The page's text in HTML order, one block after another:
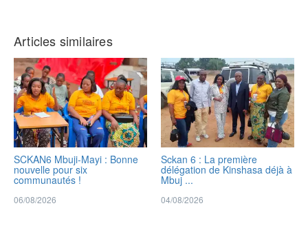
Articles similaires
SCKAN6 Mbuji-Mayi : Bonne
nouvelle pour six
communautés !
06/08/2026
Sckan 6 : ‎La première
délégation de Kinshasa déjà à
Mbuj ...
04/08/2026